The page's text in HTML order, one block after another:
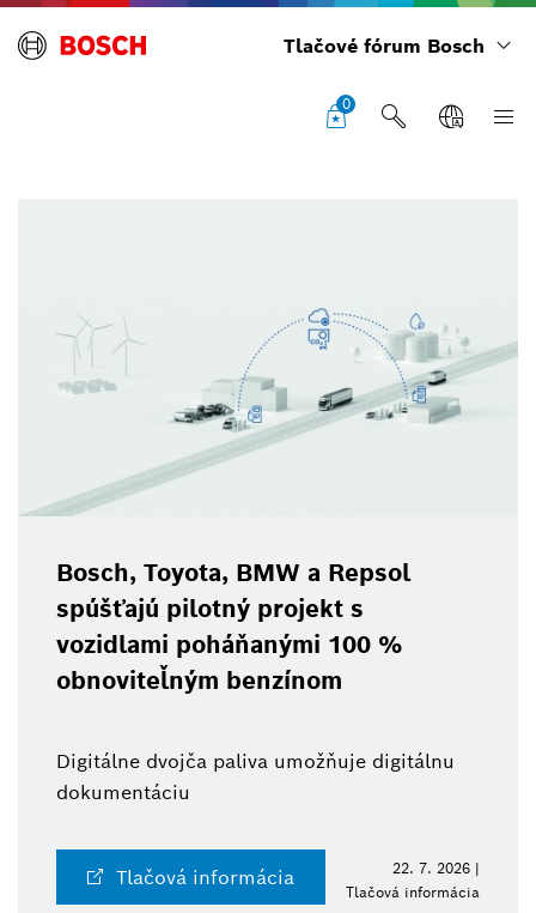
Tlačové fórum Bosch
0
Bosch, Toyota, BMW a Repsol
spúšťajú pilotný projekt s
vozidlami poháňanými 100 %
obnoviteľným benzínom
Digitálne dvojča paliva umožňuje digitálnu
dokumentáciu
Tlačová informácia
22. 7. 2026 |
Tlačová informácia